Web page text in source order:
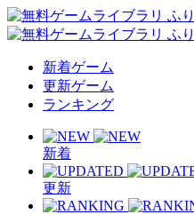
新着ゲーム
更新ゲーム
ランキング
新着
更新